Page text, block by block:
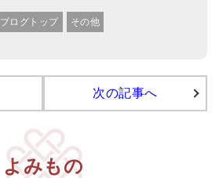
ブログトップ その他
次の記事へ
よみもの